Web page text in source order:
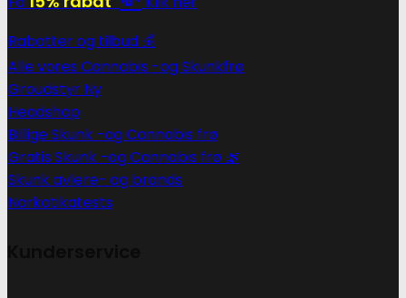
Rabatter og tilbud 💰
Alle vores Cannabis -og Skunkfrø
Groudstyr
Headshop
Billige Skunk -og Cannabis frø
Gratis Skunk -og Cannabis frø 🌿
Skunk avlere- og brands
Narkotikatests